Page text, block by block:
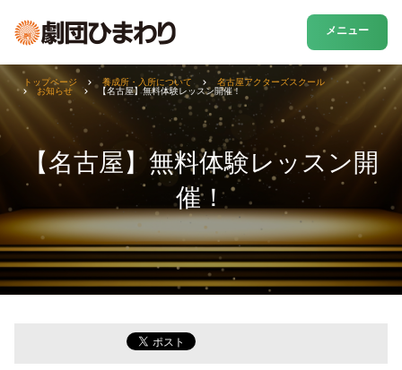
メニュー
【名古屋】無料体験レッスン開
催！
トップページ 養成所・入所について
名古屋アクターズスクール
お知らせ
【名古屋】無料体験レッスン開催！